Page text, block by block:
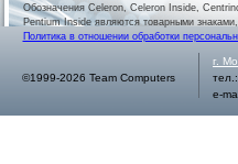
Обозначения Celeron, Celeron Inside,
Pentium Inside являются товарными
Политика в отношении обработки
©1999-2026 Team Computers
г.
тел.:
e-